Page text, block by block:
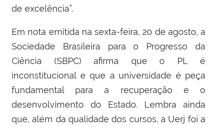
de excelência”.
Em nota emitida na sexta-feira, 20 de agosto, a
Sociedade Brasileira para o Progresso da
Ciência (SBPC) afirma que o PL é
inconstitucional e que a universidade é peça
fundamental para a recuperação e o
desenvolvimento do Estado. Lembra ainda
que, além da qualidade dos cursos, a Uerj foi a